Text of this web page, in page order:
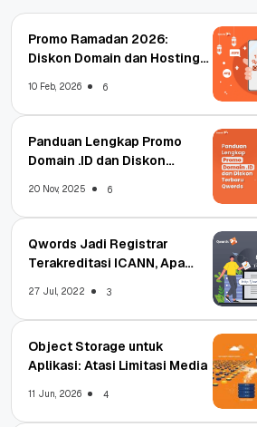
Promo Ramadan 2026:
Diskon Domain dan Hosting
10 Feb, 2026 6
Panduan Lengkap Promo
Domain .ID dan Diskon
20 Nov, 2025 6
Qwords Jadi Registrar
Terakreditasi ICANN, Apa
27 Jul, 2022 3
Object Storage untuk
Aplikasi: Atasi Limitasi Media
11 Jun, 2026 4